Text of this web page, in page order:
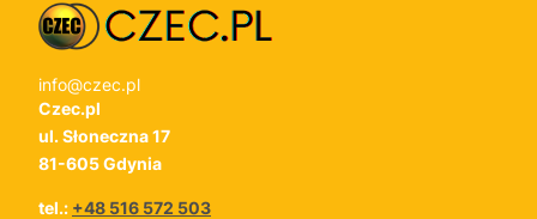
info@czec.pl
Czec.pl
ul. Słoneczna 17
81-605 Gdynia
tel.: +48 516 572 503